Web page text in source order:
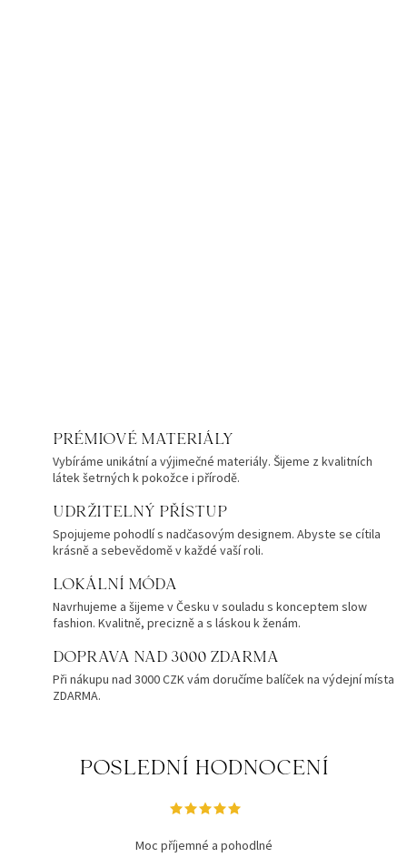
PRÉMIOVÉ MATERIÁLY
Vybíráme unikátní a výjimečné materiály. Šijeme z kvalitních
látek šetrných k pokožce i přírodě.
UDRŽITELNÝ PŘÍSTUP
Spojujeme pohodlí s nadčasovým designem. Abyste se cítila
krásně a sebevědomě v každé vaší roli.
LOKÁLNÍ MÓDA
Navrhujeme a šijeme v Česku v souladu s konceptem slow
fashion. Kvalitně, precizně a s láskou k ženám.
DOPRAVA NAD 3000 ZDARMA
Při nákupu nad 3000 CZK vám doručíme balíček na výdejní místa
ZDARMA.
POSLEDNÍ HODNOCENÍ
Moc příjemné a pohodlné